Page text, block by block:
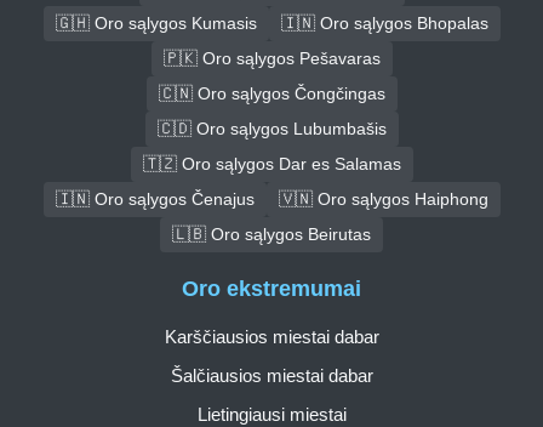
🇬🇭 Oro sąlygos Kumasis
🇮🇳 Oro sąlygos Bhopalas
🇵🇰 Oro sąlygos Pešavaras
🇨🇳 Oro sąlygos Čongčingas
🇨🇩 Oro sąlygos Lubumbašis
🇹🇿 Oro sąlygos Dar es Salamas
🇮🇳 Oro sąlygos Čenajus
🇻🇳 Oro sąlygos Haiphong
🇱🇧 Oro sąlygos Beirutas
Oro ekstremumai
Karščiausios miestai dabar
Šalčiausios miestai dabar
Lietingiausi miestai